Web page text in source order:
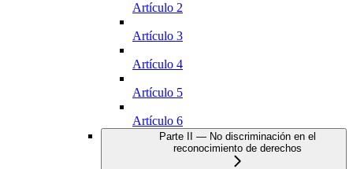
Artículo 2
Artículo 3
Artículo 4
Artículo 5
Artículo 6
Parte II — No discriminación en el
reconocimiento de derechos